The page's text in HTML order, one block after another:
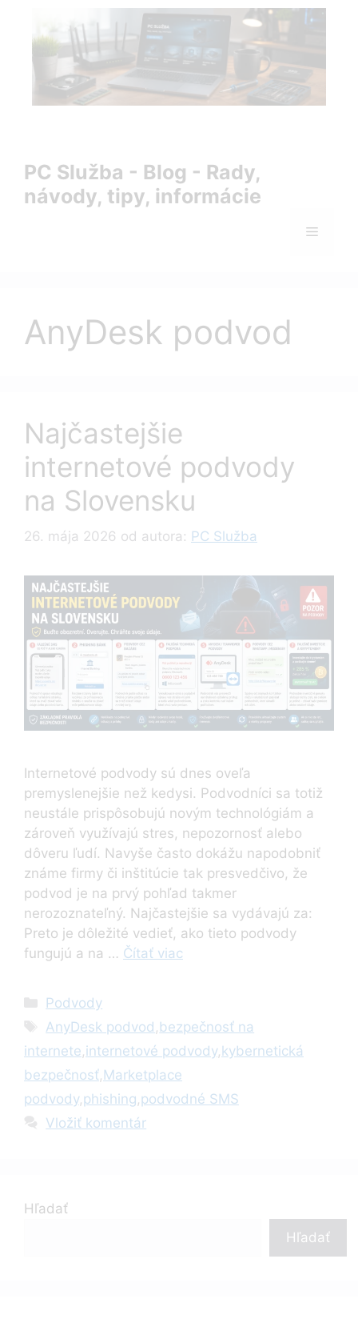
PC Služba - Blog - Rady,
návody, tipy, informácie
Menu
AnyDesk podvod
Najčastejšie
internetové podvody
na Slovensku
26. mája 2026 od autora: PC Služba
Internetové podvody sú dnes oveľa
premyslenejšie než kedysi. Podvodníci sa totiž
neustále prispôsobujú novým technológiám a
zároveň využívajú stres, nepozornosť alebo
dôveru ľudí. Navyše často dokážu napodobniť
známe firmy či inštitúcie tak presvedčivo, že
podvod je na prvý pohľad takmer
nerozoznateľný. Najčastejšie sa vydávajú za:
Preto je dôležité vedieť, ako tieto podvody
fungujú a na … Čítať viac
Kategórie
Podvody
Značky
AnyDesk podvod bezpečnosť na
internete internetové podvody, kybernetická
bezpečnosť Marketplace
podvody, phishing podvodné SMS
Vložiť komentár
Hľadať
Hľadať